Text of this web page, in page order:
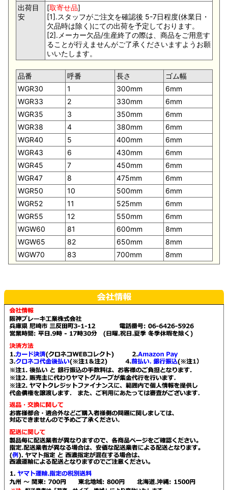
出荷目
安
[取寄せ品]
[1].スタッフがご注文を確認後 5-7日程度(休業日・
欠品時は除く)にての出荷を予定しております。
[2].メーカー欠品/生産終了の際は、商品をご用意す
ることが行えませんがご了承くださいますようお願
いいたします。
品番 呼番 長さ
ゴム幅
WGR30
1 300mm
6mm
WGR33
2 330mm
6mm
WGR35
3 350mm
6mm
WGR38
4 380mm
6mm
WGR40
5 400mm
6mm
WGR43
6 430mm
6mm
WGR45
7 450mm
6mm
WGR47
8 475mm
6mm
WGR50
10 500mm
6mm
WGR52
11 525mm
6mm
WGR55
12 550mm
6mm
WGW60
81 600mm
8mm
WGW65
82 650mm
8mm
WGW70
83 700mm 8mm